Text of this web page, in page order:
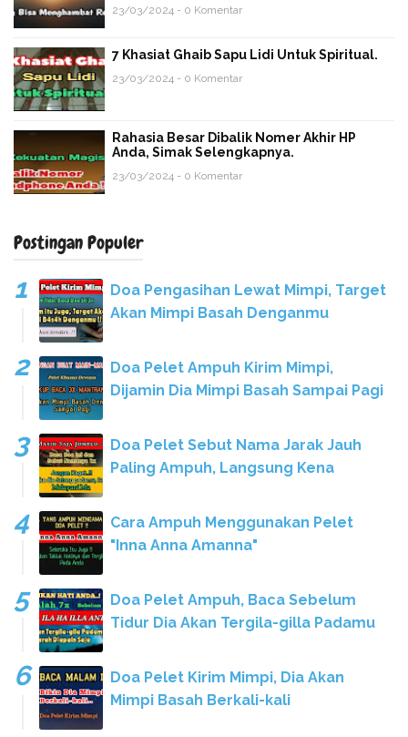
23/03/2024 - 0 Komentar
7 Khasiat Ghaib Sapu Lidi Untuk Spiritual.
23/03/2024 - 0 Komentar
Rahasia Besar Dibalik Nomer Akhir HP
Anda, Simak Selengkapnya.
23/03/2024 - 0 Komentar
Postingan Populer
Doa Pengasihan Lewat Mimpi, Target
Akan Mimpi Basah Denganmu
Doa Pelet Ampuh Kirim Mimpi,
Dijamin Dia Mimpi Basah Sampai Pagi
Doa Pelet Sebut Nama Jarak Jauh
Paling Ampuh, Langsung Kena
Cara Ampuh Menggunakan Pelet
"Inna Anna Amanna"
Doa Pelet Ampuh, Baca Sebelum
Tidur Dia Akan Tergila-gilla Padamu
Doa Pelet Kirim Mimpi, Dia Akan
Mimpi Basah Berkali-kali